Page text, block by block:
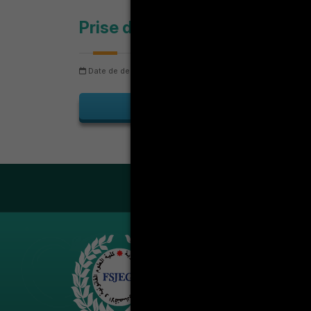
Prise de rendez-vous
Date de dernière mise à jour: jeudi 6 août 2026